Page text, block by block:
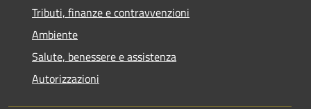
Tributi, finanze e contravvenzioni
Ambiente
Salute, benessere e assistenza
Autorizzazioni